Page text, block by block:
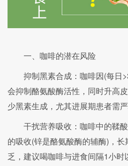
一、咖啡的潜在风险
抑制黑素合成：咖啡因(每日
会抑制酪氨酸酶活性，同时升高
少黑素生成，尤其进展期患者需严
干扰营养吸收：咖啡中的鞣酸
的吸收(锌是酪氨酸酶的辅酶)，
乏，建议喝咖啡与进食间隔1小时